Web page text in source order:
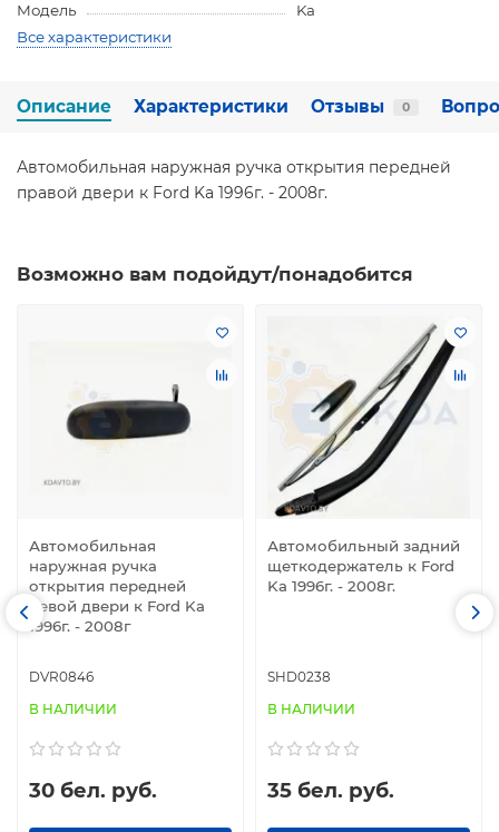
Модель
Ka
Все характеристики
Описание Характеристики Отзывы 0
Автомобильная наружная ручка открытия передней
правой двери к Ford Ka 1996г. - 2008г.
Возможно вам подойдут/понадобится
Автомобильная
наружная ручка
открытия передней
левой двери к Ford Ka
1996г. - 2008г
DVR0846
В НАЛИЧИИ
30 бел. руб.
Автомобильный задний
щеткодержатель к Ford
Ka 1996г. - 2008г.
SHD0238
В НАЛИЧИИ
35 бел. руб.